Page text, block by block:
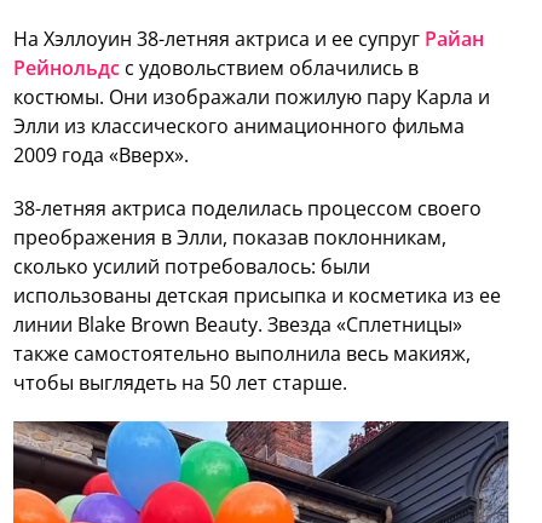
На Хэллоуин 38-летняя актриса и ее супруг Райан
Рейнольдс с удовольствием облачились в
костюмы. Они изображали пожилую пару Карла и
Элли из классического анимационного фильма
2009 года «Вверх».
38-летняя актриса поделилась процессом своего
преображения в Элли, показав поклонникам,
сколько усилий потребовалось: были
использованы детская присыпка и косметика из ее
линии Blake Brown Beauty. Звезда «Сплетницы»
также самостоятельно выполнила весь макияж,
чтобы выглядеть на 50 лет старше.